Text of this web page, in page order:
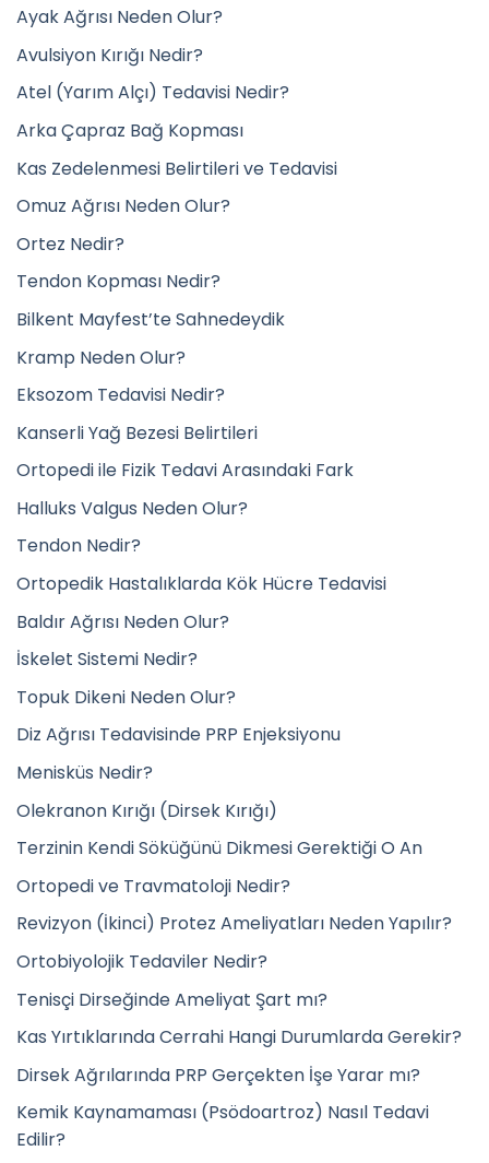
Ayak Ağrısı Neden Olur?
Avulsiyon Kırığı Nedir?
Atel (Yarım Alçı) Tedavisi Nedir?
Arka Çapraz Bağ Kopması
Kas Zedelenmesi Belirtileri ve Tedavisi
Omuz Ağrısı Neden Olur?
Ortez Nedir?
Tendon Kopması Nedir?
Bilkent Mayfest’te Sahnedeydik
Kramp Neden Olur?
Eksozom Tedavisi Nedir?
Kanserli Yağ Bezesi Belirtileri
Ortopedi ile Fizik Tedavi Arasındaki Fark
Halluks Valgus Neden Olur?
Tendon Nedir?
Ortopedik Hastalıklarda Kök Hücre Tedavisi
Baldır Ağrısı Neden Olur?
İskelet Sistemi Nedir?
Topuk Dikeni Neden Olur?
Diz Ağrısı Tedavisinde PRP Enjeksiyonu
Menisküs Nedir?
Olekranon Kırığı (Dirsek Kırığı)
Terzinin Kendi Söküğünü Dikmesi Gerektiği O An
Ortopedi ve Travmatoloji Nedir?
Revizyon (İkinci) Protez Ameliyatları Neden Yapılır?
Ortobiyolojik Tedaviler Nedir?
Tenisçi Dirseğinde Ameliyat Şart mı?
Kas Yırtıklarında Cerrahi Hangi Durumlarda Gerekir?
Dirsek Ağrılarında PRP Gerçekten İşe Yarar mı?
Kemik Kaynamaması (Psödoartroz) Nasıl Tedavi
Edilir?